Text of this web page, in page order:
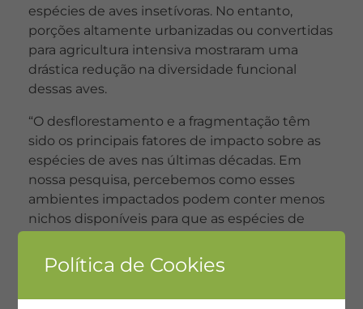
espécies de aves insetívoras. No entanto,
porções altamente urbanizadas ou convertidas
para agricultura intensiva mostraram uma
drástica redução na diversidade funcional
dessas aves.
“O desflorestamento e a fragmentação têm
sido os principais fatores de impacto sobre as
espécies de aves nas últimas décadas. Em
nossa pesquisa, percebemos como esses
ambientes impactados podem conter menos
nichos disponíveis para que as espécies de
comportamento das comunidades é afetado,
podendo levar a uma lacuna na dinâmica de
compensação entre as espécies”, explica
Política de Cookies